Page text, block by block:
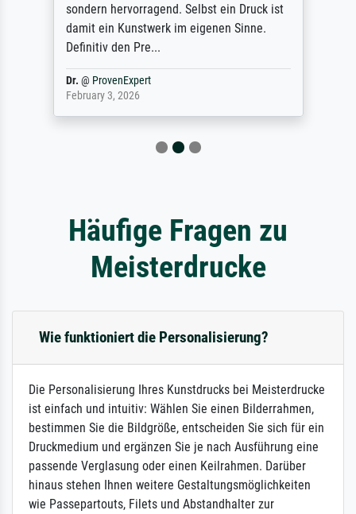
sondern hervorragend. Selbst ein Druck ist
damit ein Kunstwerk im eigenen Sinne.
Definitiv den Pre...
Dr. @ ProvenExpert
February 3, 2026
Häufige Fragen zu
Meisterdrucke
Wie funktioniert die Personalisierung?
Die Personalisierung Ihres Kunstdrucks bei Meisterdrucke
ist einfach und intuitiv: Wählen Sie einen Bilderrahmen,
bestimmen Sie die Bildgröße, entscheiden Sie sich für ein
Druckmedium und ergänzen Sie je nach Ausführung eine
passende Verglasung oder einen Keilrahmen. Darüber
hinaus stehen Ihnen weitere Gestaltungsmöglichkeiten
wie Passepartouts, Filets und Abstandhalter zur